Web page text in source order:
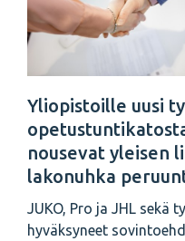
Yliopistoille uusi
nousevat yleisen
lakonuhka
JUKO, Pro ja JHL sekä
hyväksyneet